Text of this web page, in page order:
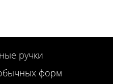
ручки
форм